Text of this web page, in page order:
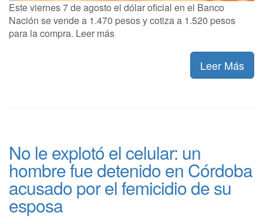
Este viernes 7 de agosto el dólar oficial en el Banco
Nación se vende a 1.470 pesos y cotiza a 1.520 pesos
para la compra. Leer más
Leer Más
No le explotó el celular: un
hombre fue detenido en Córdoba
acusado por el femicidio de su
esposa